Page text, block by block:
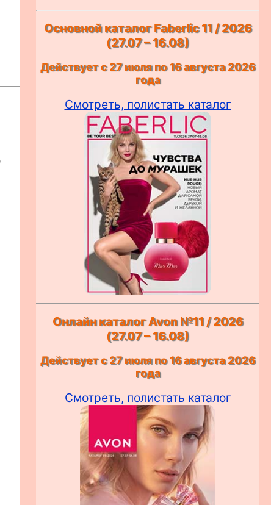
Основной каталог Faberlic 11 / 2026
(27.07 – 16.08)
Действует с 27 июля по 16 августа 2026
года
Смотреть, полистать каталог
Онлайн каталог Avon №11 / 2026
(27.07 – 16.08)
Действует с 27 июля по 16 августа 2026
года
Смотреть, полистать каталог